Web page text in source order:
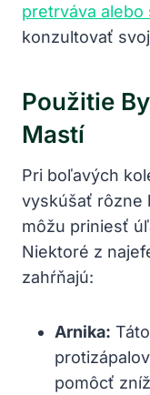
pretrváva alebo
konzultovať
Použitie
Mastí
Pri boľavých
vyskúšať rôzne
môžu priniesť
Niektoré z
zahŕňajú:
Arnika:
pomôcť